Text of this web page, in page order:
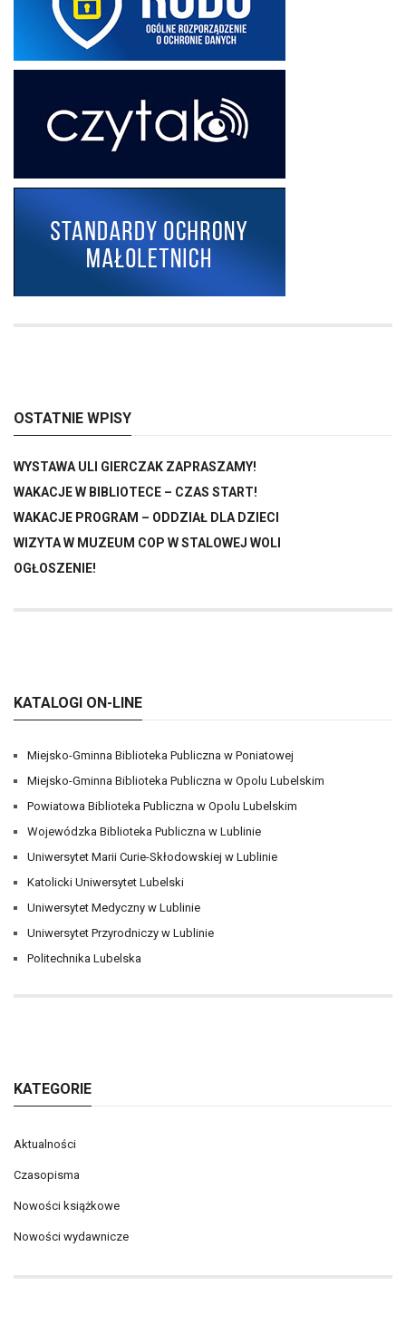
OSTATNIE WPISY
WYSTAWA ULI GIERCZAK ZAPRASZAMY!
WAKACJE W BIBLIOTECE – CZAS START!
WAKACJE PROGRAM – ODDZIAŁ DLA DZIECI
WIZYTA W MUZEUM COP W STALOWEJ WOLI
OGŁOSZENIE!
KATALOGI ON-LINE
Miejsko-Gminna Biblioteka Publiczna w Poniatowej
Miejsko-Gminna Biblioteka Publiczna w Opolu Lubelskim
Powiatowa Biblioteka Publiczna w Opolu Lubelskim
Wojewódzka Biblioteka Publiczna w Lublinie
Uniwersytet Marii Curie-Skłodowskiej w Lublinie
Katolicki Uniwersytet Lubelski
Uniwersytet Medyczny w Lublinie
Uniwersytet Przyrodniczy w Lublinie
Politechnika Lubelska
KATEGORIE
Aktualności
Czasopisma
Nowości książkowe
Nowości wydawnicze